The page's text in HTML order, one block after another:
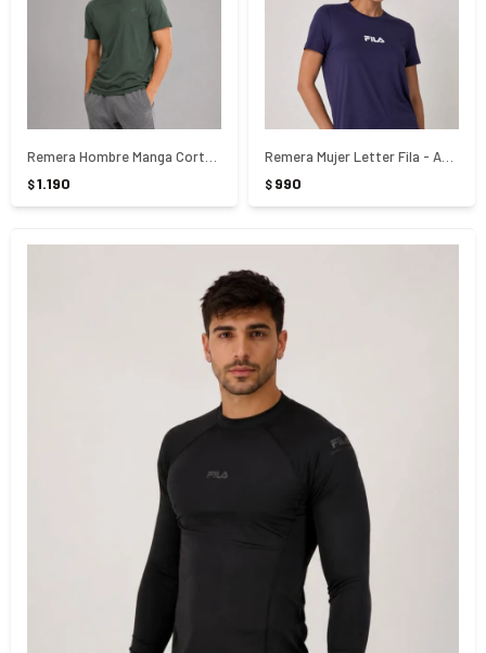
Remera Hombre Manga Corta Aria Lotto - Verde
$1.190
Remera Mujer Letter Fila - AZUL
$ 990